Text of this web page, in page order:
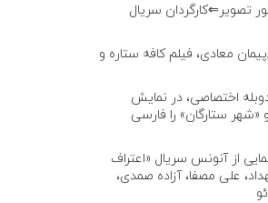
تصویر⇐کارگردان سریال
معادی، فیلم کافه ستاره و
اختصاصی، در نمایش
«شهر ستارگان» را فارسی
از آنونس سریال «اعتراف
علی مصفا، آزاده صمدی،